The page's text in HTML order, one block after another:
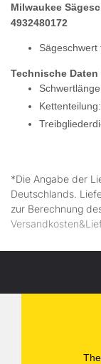
Milwaukee
4932480172
Sägeschwert
Technische
*Die Angabe der
Deutschlands.
zur Berechnung